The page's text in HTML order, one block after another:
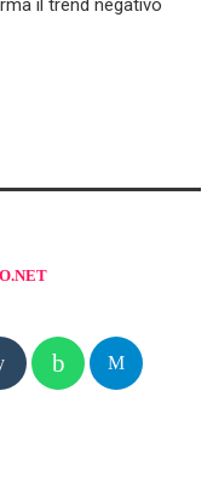
il trend negativo